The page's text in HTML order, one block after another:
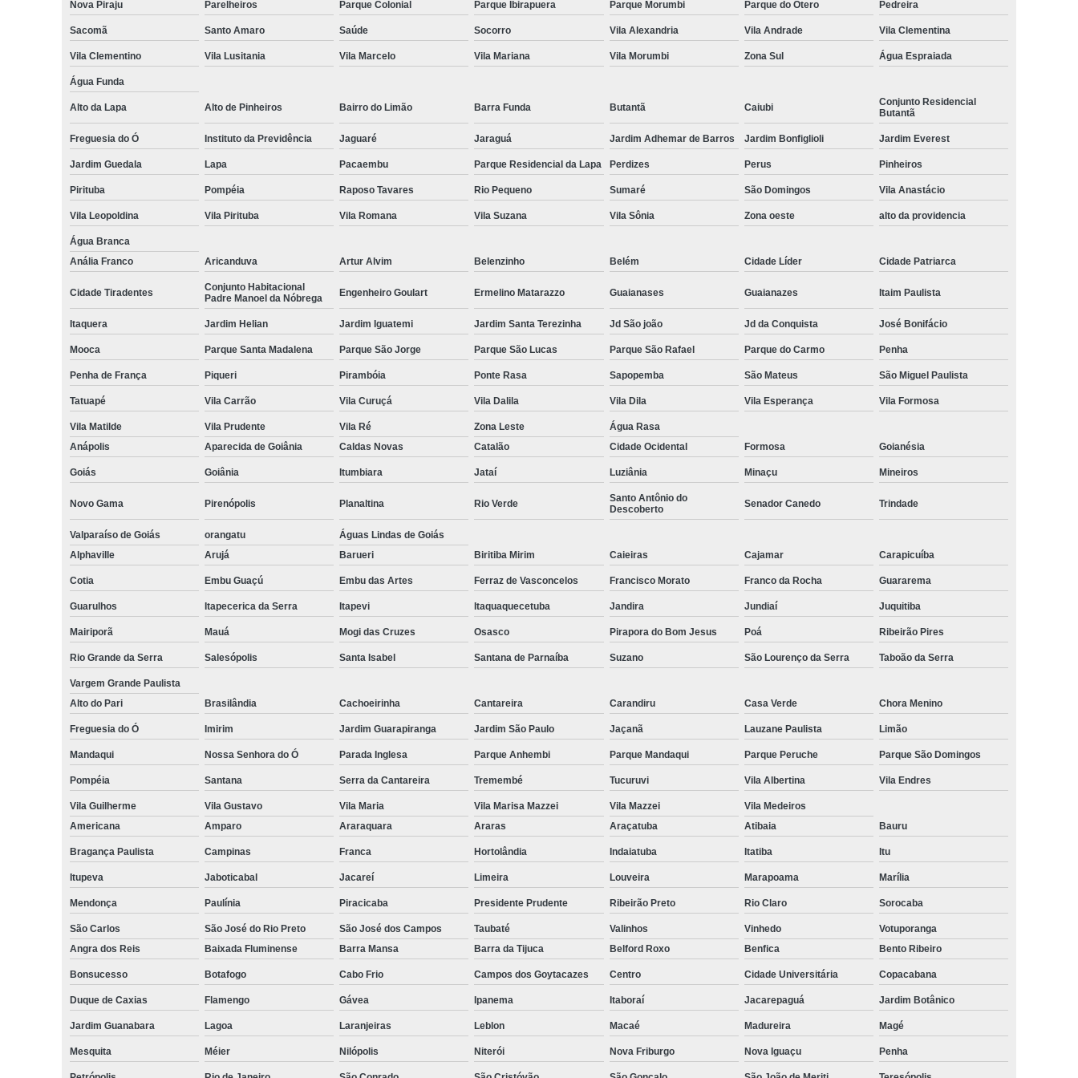
Plataforma Anti Afogamento Pet para Piscina
Plataforma de Pet para Piscina
Plataforma de Piscina Cachorro
Plataforma Piscina para Cachorro
Ralo Linear Ralo Linear área Externa
Ralo Linear Banheiro
Ralo Linear Branco
Ralo Linear com Grelha Ralo Linear com Saída Lateral
Ralo Linear Cozinha Industrial
Ralo Linear Piscina
Nova Piraju Parelheiros Parque Colonial Parque Ibirapuera Parque Morumbi Parque do Otero Pedreira
Sacomã Santo Amaro Saúde Socorro Vila Alexandria Vila Andrade Vila Clementina
Vila Clementino Vila Lusitania Vila Marcelo Vila Mariana Vila Morumbi Zona Sul Água Espraiada
Água Funda
Alto da Lapa Alto de Pinheiros Bairro do Limão Barra Funda Butantã Caiubi
Conjunto Residencial
Butantã
Freguesia do Ó Instituto da Previdência Jaguaré Jaraguá Jardim Adhemar de Barros Jardim Bonfiglioli Jardim Everest
Jardim Guedala Lapa Pacaembu Parque Residencial da Lapa Perdizes Perus Pinheiros
Pirituba Pompéia Raposo Tavares Rio Pequeno Sumaré São Domingos Vila Anastácio
Vila Leopoldina Vila Pirituba Vila Romana Vila Suzana Vila Sônia Zona oeste alto da providencia
Água Branca
Anália Franco
Aricanduva Artur Alvim Belenzinho Belém Cidade Líder Cidade Patriarca
Cidade Tiradentes
Conjunto Habitacional
Padre Manoel da Nóbrega
Engenheiro Goulart Ermelino Matarazzo Guaianases Guaianazes Itaim Paulista
Itaquera Jardim Helian Jardim Iguatemi Jardim Santa Terezinha Jd São joão Jd da Conquista José Bonifácio
Mooca Parque Santa Madalena Parque São Jorge Parque São Lucas Parque São Rafael Parque do Carmo Penha
Penha de França Piqueri Pirambóia Ponte Rasa Sapopemba São Mateus São Miguel Paulista
Tatuapé Vila Carrão Vila Curuçá Vila Dalila Vila Dila Vila Esperança Vila Formosa
Vila Matilde Vila Prudente Vila Ré Zona Leste
Água Rasa
Anápolis
Aparecida de Goiânia Caldas Novas Catalão Cidade Ocidental Formosa Goianésia
Goiás Goiânia Itumbiara Jataí Luziânia Minaçu Mineiros
Novo Gama Pirenópolis Planaltina Rio Verde
Santo Antônio do
Descoberto
Senador Canedo Trindade
Valparaíso de Goiás orangatu
Águas Lindas de Goiás
Alphaville
Arujá Barueri Biritiba Mirim Caieiras Cajamar Carapicuíba
Cotia Embu Guaçú Embu das Artes Ferraz de Vasconcelos Francisco Morato Franco da Rocha Guararema
Guarulhos Itapecerica da Serra Itapevi Itaquaquecetuba Jandira Jundiaí Juquitiba
Mairiporã Mauá Mogi das Cruzes Osasco Pirapora do Bom Jesus Poá Ribeirão Pires
Rio Grande da Serra Salesópolis Santa Isabel Santana de Parnaíba Suzano São Lourenço da Serra Taboão da Serra
Vargem Grande Paulista
Alto do Pari
Brasilândia Cachoeirinha Cantareira Carandiru Casa Verde Chora Menino
Freguesia do Ó Imirim Jardim Guarapiranga Jardim São Paulo Jaçanã Lauzane Paulista Limão
Mandaqui Nossa Senhora do Ó Parada Inglesa Parque Anhembi Parque Mandaqui Parque Peruche Parque São Domingos
Pompéia Santana Serra da Cantareira Tremembé Tucuruvi Vila Albertina Vila Endres
Vila Guilherme Vila Gustavo Vila Maria Vila Marisa Mazzei Vila Mazzei
Vila Medeiros
Americana
Amparo Araraquara Araras Araçatuba Atibaia Bauru
Bragança Paulista Campinas Franca Hortolândia Indaiatuba Itatiba Itu
Itupeva Jaboticabal Jacareí Limeira Louveira Marapoama Marília
Mendonça Paulínia Piracicaba Presidente Prudente Ribeirão Preto Rio Claro Sorocaba
São Carlos São José do Rio Preto São José dos Campos Taubaté Valinhos Vinhedo
Votuporanga
Angra dos Reis
Baixada Fluminense Barra Mansa Barra da Tijuca Belford Roxo Benfica Bento Ribeiro
Bonsucesso Botafogo Cabo Frio Campos dos Goytacazes Centro Cidade Universitária Copacabana
Duque de Caxias Flamengo Gávea Ipanema Itaboraí Jacarepaguá Jardim Botânico
Jardim Guanabara Lagoa Laranjeiras Leblon Macaé Madureira Magé
Mesquita Méier Nilópolis Niterói Nova Friburgo Nova Iguaçu Penha